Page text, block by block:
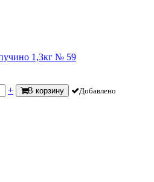
1,3кг № 59
+ В корзину Добавлено